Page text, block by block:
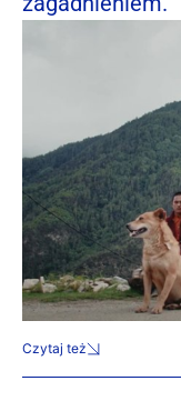
Czytaj też